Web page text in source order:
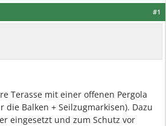
#1
Terasse mit einer offenen Pergola
die Balken + Seilzugmarkisen). Dazu
eingesetzt und zum Schutz vor